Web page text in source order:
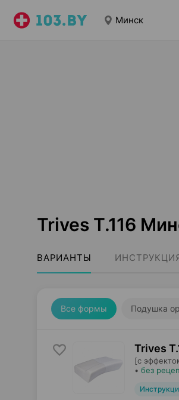
Минск
Trives T.116
ВАРИАНТЫ
Все формы Подушка
Trives
[с
• без